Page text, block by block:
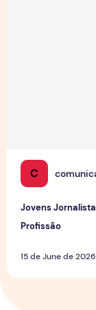
C
Jovens
Profissão
15 de June de 2026